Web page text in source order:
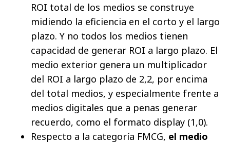
ROI total de los medios se construye
midiendo la eficiencia en el corto y el largo
plazo. Y no todos los medios tienen
capacidad de generar ROI a largo plazo. El
medio exterior genera un multiplicador
del ROI a largo plazo de 2,2, por encima
del total medios, y especialmente frente a
medios digitales que a penas generar
recuerdo, como el formato display (1,0).
Respecto a la categoría FMCG, el medio